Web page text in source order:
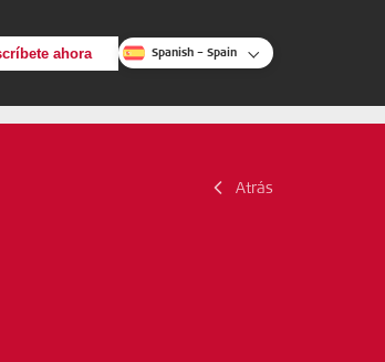
ahora Spanish – Spain
Buscar Atrás